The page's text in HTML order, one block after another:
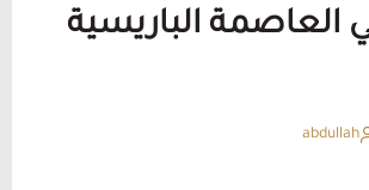
العاصمة الباريسية
abdullah